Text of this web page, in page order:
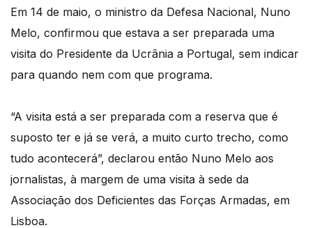
Em 14 de maio, o ministro da Defesa Nacional, Nuno
Melo, confirmou que estava a ser preparada uma
visita do Presidente da Ucrânia a Portugal, sem indicar
para quando nem com que programa.
“A visita está a ser preparada com a reserva que é
suposto ter e já se verá, a muito curto trecho, como
tudo acontecerá”, declarou então Nuno Melo aos
jornalistas, à margem de uma visita à sede da
Associação dos Deficientes das Forças Armadas, em
Lisboa.